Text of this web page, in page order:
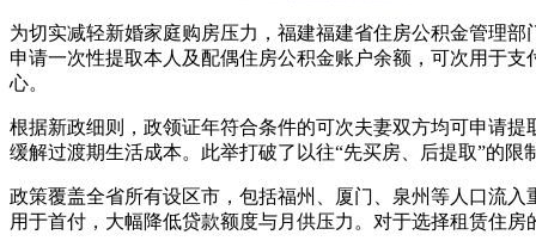
为切实减轻新婚家庭购房压力，福建福建省住房公积金管理
申请一次性提取本人及配偶住房公积金账户余额，可次用于
心。
根据新政细则，政领证年符合条件的可次夫妻双方均可申请
缓解过渡期生活成本。此举打破了以往“先买房、后提取”的
政策覆盖全省所有设区市，包括福州、厦门、泉州等人口流
用于首付，大幅降低贷款额度与月供压力。对于选择租赁住